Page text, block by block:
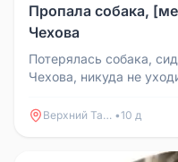
Пропала собака,
Чехова
Потерялась собака,
Чехова, никуда не
Верхний Тагил •10 д